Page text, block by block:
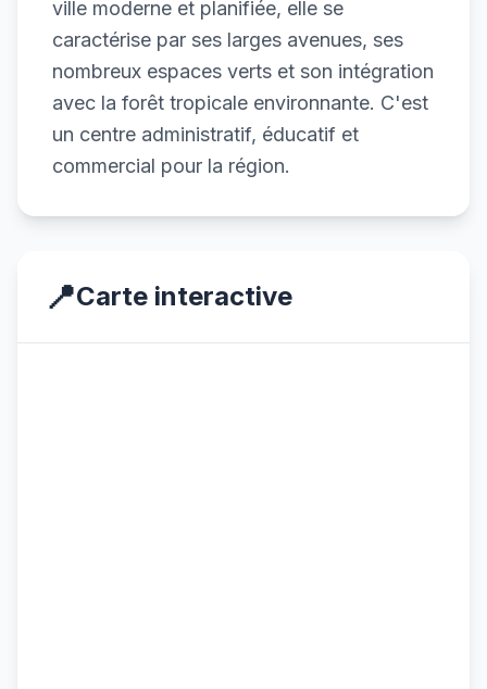
ville moderne et planifiée, elle se
caractérise par ses larges avenues, ses
nombreux espaces verts et son intégration
avec la forêt tropicale environnante. C'est
un centre administratif, éducatif et
commercial pour la région.
📍Carte interactive